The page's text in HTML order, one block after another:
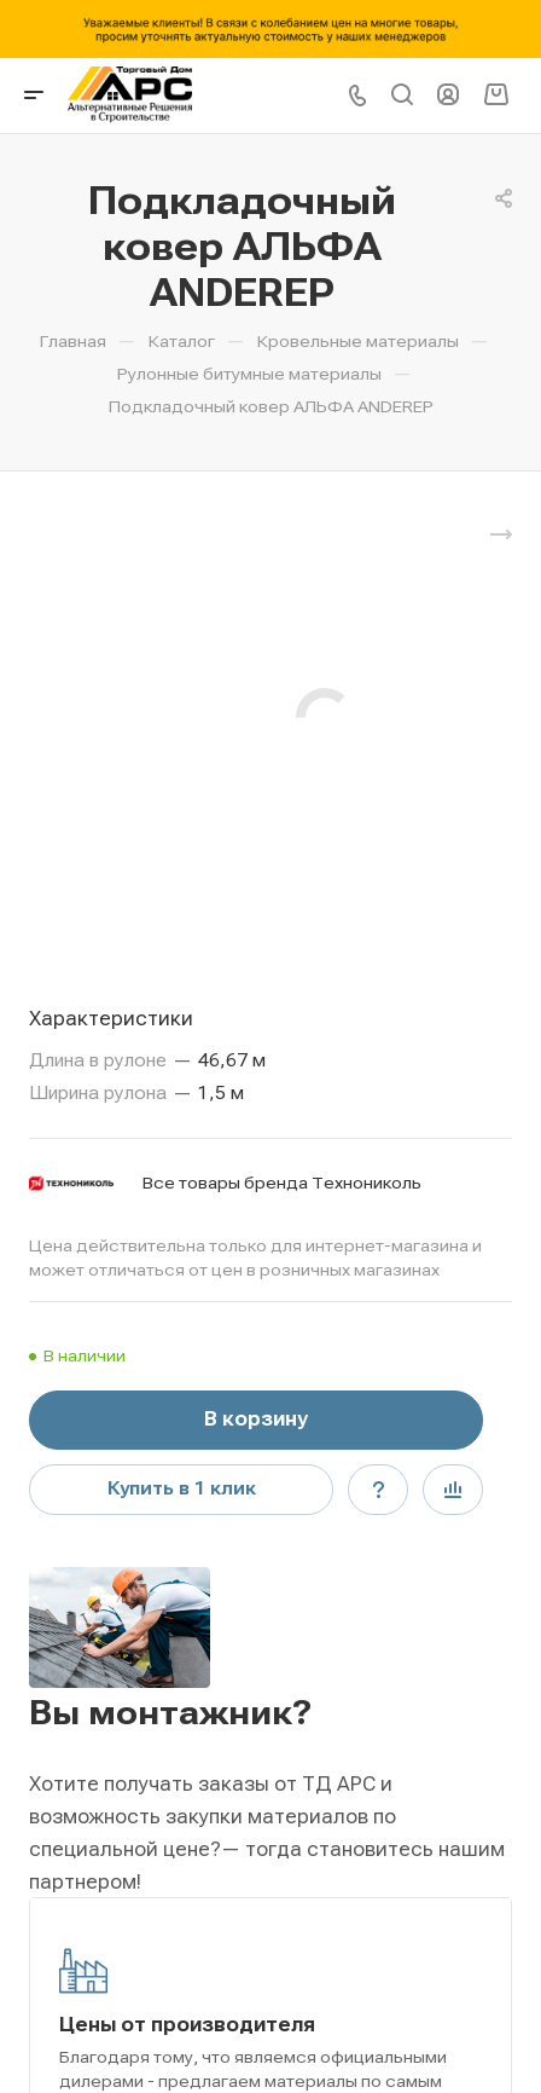
Подкладочный
ковер АЛЬФА
ANDEREP
Главная — Каталог — Кровельные материалы —
Рулонные битумные материалы —
Подкладочный ковер АЛЬФА ANDEREP
Характеристики
Длина в рулоне — 46,67 м
Ширина рулона — 1,5 м
Все товары бренда Технониколь
Цена действительна только для интернет-магазина и
может отличаться от цен в розничных магазинах
В наличии
В корзину
Купить в 1 клик
Вы монтажник?
Хотите получать заказы от ТД АРС и
возможность закупки материалов по
специальной цене?— тогда становитесь нашим
партнером!
Цены от производителя
Благодаря тому, что являемся официальными
дилерами - предлагаем материалы по самым